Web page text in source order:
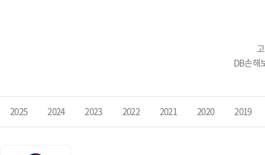
DB손해
2025 2024 2023 2022 2021 2020 2019